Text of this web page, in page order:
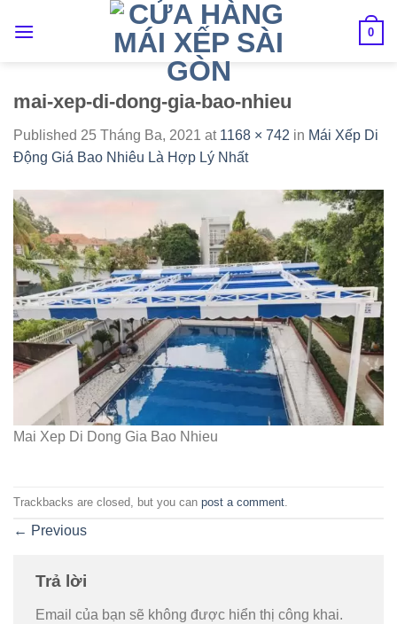
0
mai-xep-di-dong-gia-bao-nhieu
Published 25 Tháng Ba, 2021 at 1168 × 742 in Mái Xếp Di
Động Giá Bao Nhiêu Là Hợp Lý Nhất
Mai Xep Di Dong Gia Bao Nhieu
Trackbacks are closed, but you can post a comment
← Previous
Trả lời
Email của bạn sẽ không được hiển thị công khai.